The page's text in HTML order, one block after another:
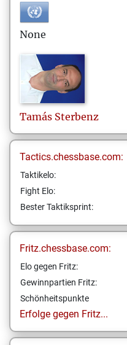
None
Tamás Sterbenz
Tactics.chessbase.com:
Taktikelo:
Fight Elo:
Bester Taktiksprint:
Fritz.chessbase.com:
Elo gegen Fritz:
Gewinnpartien Fritz:
Schönheitspunkte
Erfolge gegen Fritz...